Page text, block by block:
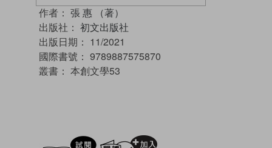
作者： 張 惠 （著）
出版社： 初文出版社
出版日期： 11/2021
國際書號： 9789887575870
叢書： 本創文學53
試閲